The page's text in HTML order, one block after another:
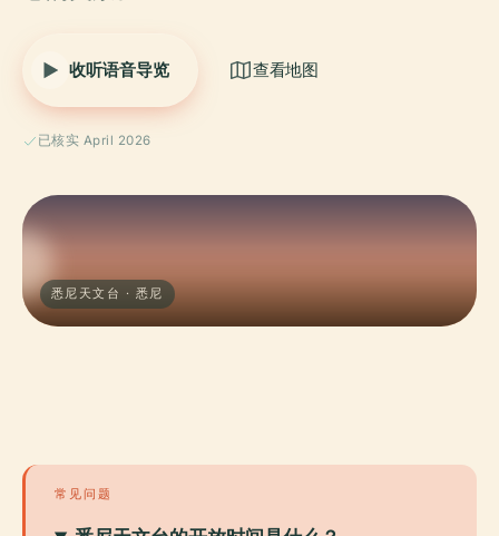
收听语音导览 查看地图
已核实 April 2026
悉尼天文台 · 悉尼
常见问题